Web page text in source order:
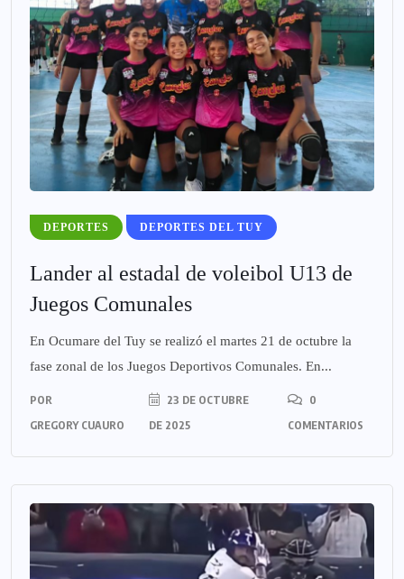
DEPORTES DEPORTES DEL TUY
Lander al estadal de voleibol U13 de
Juegos Comunales
En Ocumare del Tuy se realizó el martes 21 de octubre la
fase zonal de los Juegos Deportivos Comunales. En...
POR
GREGORY CUAURO
23 DE OCTUBRE
DE 2025
0
COMENTARIOS